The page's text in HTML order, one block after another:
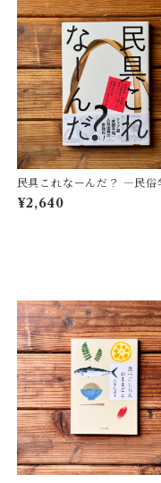
民具これなーんだ？ ―民俗
者・宮本常一が美術大学に
民具コレクション | 加藤幸治
¥2,640